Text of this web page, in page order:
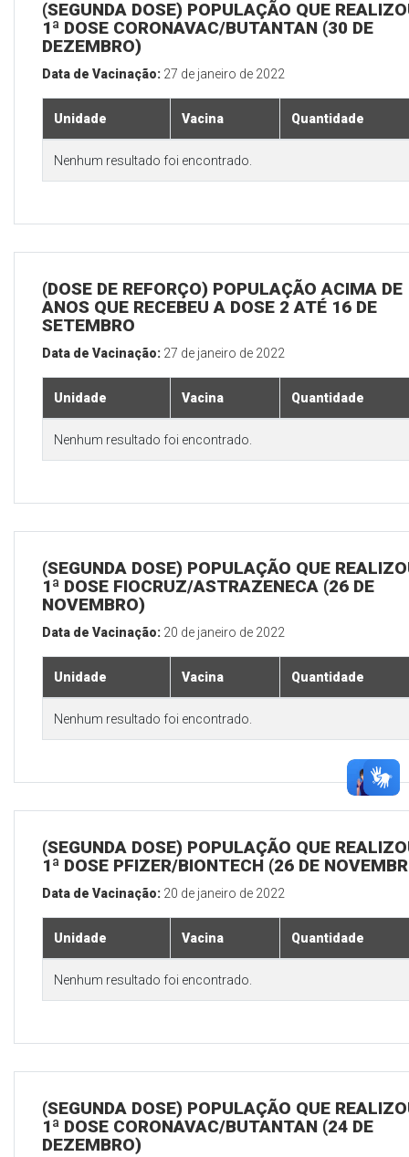
(SEGUNDA DOSE) POPULAÇÃO QUE
1ª DOSE CORONAVAC/BUTANTAN (30 DE
DEZEMBRO)
Data de Vacinação: 27 de janeiro de 2022
Unidade Vacina Quantidade
Nenhum resultado foi encontrado.
(DOSE DE REFORÇO) POPULAÇÃO ACIMA DE
ANOS QUE RECEBEU A DOSE 2 ATÉ 16 DE
SETEMBRO
Data de Vacinação: 27 de janeiro de 2022
Unidade Vacina Quantidade
Nenhum resultado foi encontrado.
(SEGUNDA DOSE) POPULAÇÃO QUE
1ª DOSE FIOCRUZ/ASTRAZENECA (26 DE
NOVEMBRO)
Data de Vacinação: 20 de janeiro de 2022
Unidade Vacina Quantidade
Nenhum resultado foi encontrado.
(SEGUNDA DOSE) POPULAÇÃO QUE
1ª DOSE PFIZER/BIONTECH (26 DE
Data de Vacinação: 20 de janeiro de 2022
Unidade Vacina Quantidade
Nenhum resultado foi encontrado.
(SEGUNDA DOSE) POPULAÇÃO QUE
1ª DOSE CORONAVAC/BUTANTAN (24 DE
DEZEMBRO)